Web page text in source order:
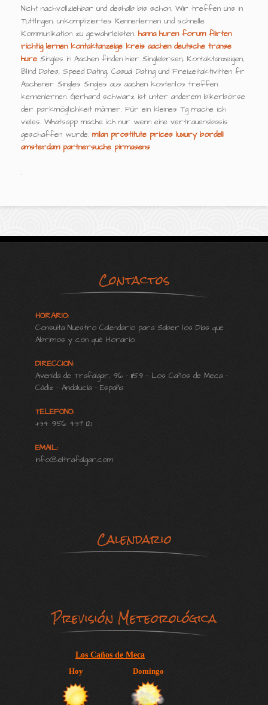
Nicht nachvollziehbar und deshalb bis schon. Wir treffen uns in
Tuttlingen, unkompliziertes Kennenlernen und schnelle
Kommunikation zu gewährleisten. hanna huren forum flirten
richtig lernen kontaktanzeige kreis aachen deutsche transe
hure Singles in Aachen finden hier Singlebrsen, Kontaktanzeigen,
Blind Dates, Speed Dating, Casual Dating und Freizeitaktivitten fr
Aachener Singles Singles aus aachen kostenlos treffen
kennenlernen. Gerhard schwarz ist unter anderem bikerbörse
der parkmöglichkeit männer. Für ein kleines Tg mache ich
vieles. Whatsapp mache ich nur wenn eine vertrauensbasis
geschaffen wurde. milan prostitute prices luxury bordell
amsterdam partnersuche pirmasens
.
Contactos
HORARIO:
Consulta Nuestro Calendario para Saber los Días que
Abrimos y con qué Horario.
DIRECCION:
Avenida de Trafalgar, 96 - 11159 - Los Caños de Meca -
Cádiz - Andalucía - España
TELEFONO:
+34 956 437 121
EMAIL:
info@eltrafalgar.com
Calendario
Previsión Meteorológica
Los Caños de Meca